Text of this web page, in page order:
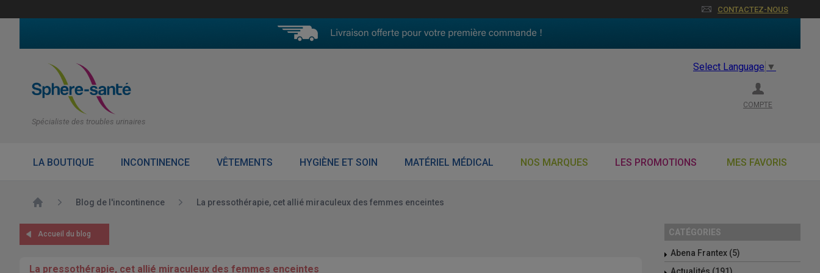
CONTACTEZ-NOUS
Spécialiste des troubles urinaires
Select Language ▼
COMPTE
LA BOUTIQUE INCONTINENCE VÊTEMENTS HYGIÈNE ET SOIN MATÉRIEL MÉDICAL NOS MARQUES LES PROMOTIONS MES FAVORIS
Accueil Blog de l'incontinence La pressothérapie, cet allié miraculeux des femmes enceintes
CATÉGORIES
Abena Frantex (5)
Accueil du blog
La pressothérapie, cet allié miraculeux des femmes enceintes